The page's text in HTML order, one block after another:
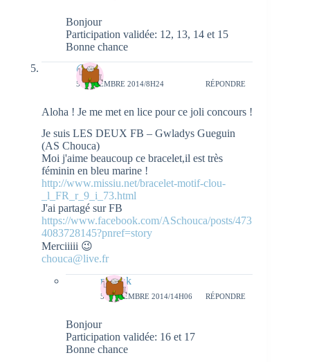
Bonjour
Participation validée: 12, 13, 14 et 15
Bonne chance
@
5 NOVEMBRE 2014/8H24 RÉPONDRE
Aloha ! Je me met en lice pour ce joli concours !
Je suis LES DEUX FB – Gwladys Gueguin
(AS Chouca)
Moi j'aime beaucoup ce bracelet,il est très
féminin en bleu marine !
http://www.missiu.net/bracelet-motif-clou-
_l_FR_r_9_i_73.html
J'ai partagé sur FB
https://www.facebook.com/ASchouca/posts/473
4083728145?pnref=story
Merciiiii 😉
chouca@live.fr
natieak
5 NOVEMBRE 2014/14H06 RÉPONDRE
Bonjour
Participation validée: 16 et 17
Bonne chance